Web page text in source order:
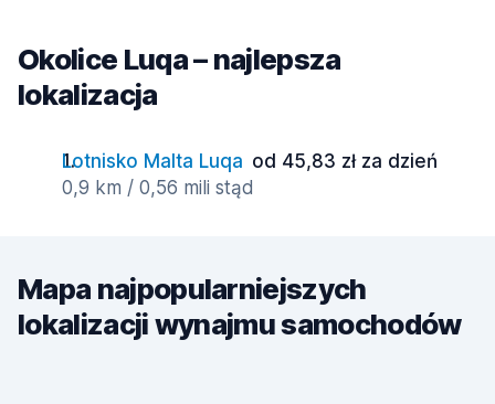
Okolice Luqa – najlepsza
lokalizacja
Lotnisko Malta Luqa od 45,83 zł za dzień
0,9 km / 0,56 mili stąd
Mapa najpopularniejszych
lokalizacji wynajmu samochodów